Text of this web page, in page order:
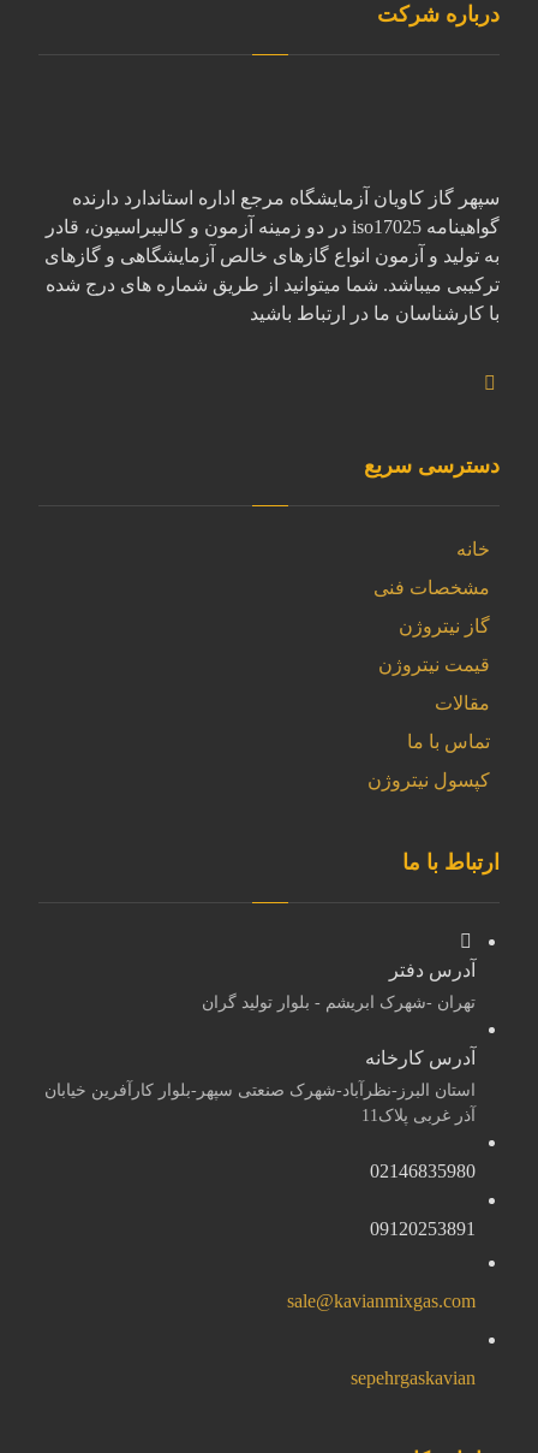
درباره شرکت
سپهر گاز کاویان آزمایشگاه مرجع اداره استاندارد دارنده
گواهینامه iso17025 در دو زمینه آزمون و کالیبراسیون، قادر
به تولید و آزمون انواع گازهای خالص آزمایشگاهی و گازهای
ترکیبی میباشد. شما میتوانید از طریق شماره های درج شده
با کارشناسان ما در ارتباط باشید
دسترسی سریع
خانه
مشخصات فنی
گاز نیتروژن
قیمت نیتروژن
مقالات
تماس با ما
کپسول نیتروژن
ارتباط با ما
آدرس دفتر
تهران -شهرک ابریشم - بلوار تولید گران
آدرس کارخانه
استان البرز-نظرآباد-شهرک صنعتی سپهر-بلوار کارآفرین خیابان
آذر غربی پلاک11
02146835980
09120253891
sale@kavianmixgas.com
sepehrgaskavian